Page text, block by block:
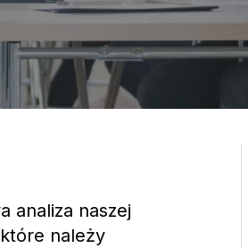
analiza naszej
należy